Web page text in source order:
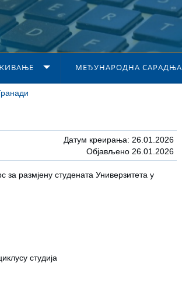
МЕЂУНАРОДНА САРАДЊА
Датум креирања: 26.01.2026
Објављено 26.01.2026
размјену студената Универзитета у
студија